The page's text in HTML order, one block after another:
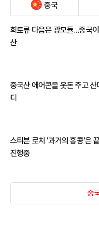
중국
희토류 다음은 광모듈…중국
산
중국산 에어콘을 웃돈 주고 산
디
스티븐 로치 '과거의 홍콩'은
진행중
중